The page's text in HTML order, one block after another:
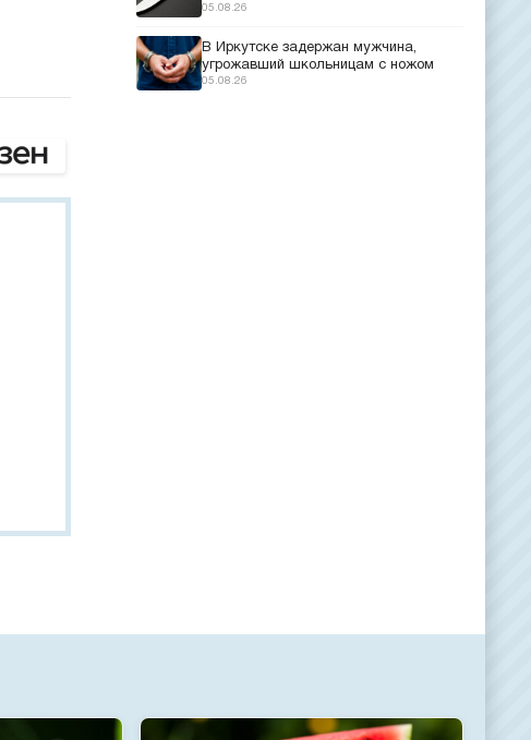
05.08.26
В Иркутске задержан мужчина,
угрожавший школьницам с ножом
05.08.26